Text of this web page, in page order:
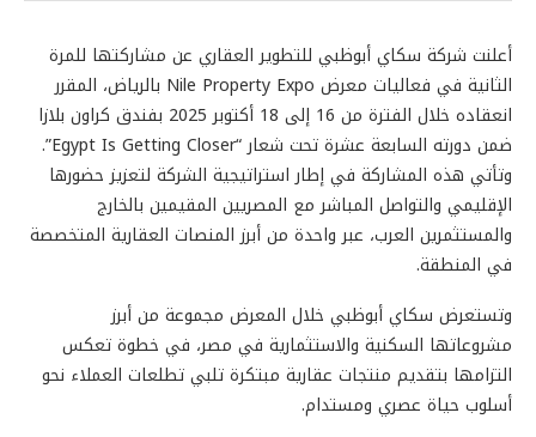
أعلنت شركة سكاي أبوظبي للتطوير العقاري عن مشاركتها للمرة
الثانية في فعاليات معرض Nile Property Expo بالرياض، المقرر
انعقاده خلال الفترة من 16 إلى 18 أكتوبر 2025 بفندق كراون بلازا
ضمن دورته السابعة عشرة تحت شعار “Egypt Is Getting Closer”.
وتأتي هذه المشاركة في إطار استراتيجية الشركة لتعزيز حضورها
الإقليمي والتواصل المباشر مع المصريين المقيمين بالخارج
والمستثمرين العرب، عبر واحدة من أبرز المنصات العقارية المتخصصة
في المنطقة.
وتستعرض سكاي أبوظبي خلال المعرض مجموعة من أبرز
مشروعاتها السكنية والاستثمارية في مصر، في خطوة تعكس
التزامها بتقديم منتجات عقارية مبتكرة تلبي تطلعات العملاء نحو
أسلوب حياة عصري ومستدام.